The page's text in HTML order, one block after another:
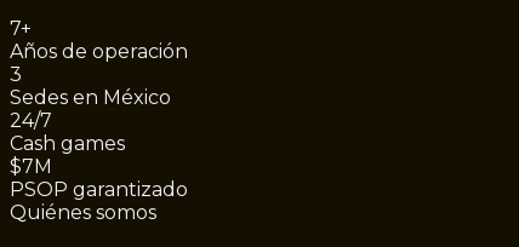
7+
Años de operación
3
Sedes en México
24/7
Cash games
$7M
PSOP garantizado
Quiénes somos